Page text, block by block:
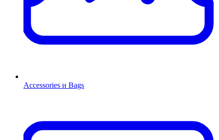
Accessories и Bags